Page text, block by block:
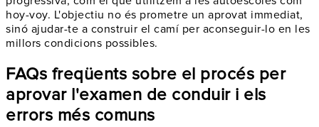
hoy-voy. L'objectiu no és prometre un aprovat immediat,
sinó ajudar-te a construir el camí per aconseguir-lo en les
millors condicions possibles.
FAQs freqüents sobre el procés per
aprovar l'examen de conduir i els
errors més comuns